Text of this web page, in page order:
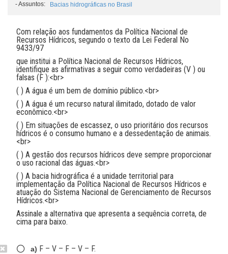
-Assuntos: Bacias hidrográficas no Brasil
Com relação aos fundamentos da Política Nacional de
Recursos Hídricos, segundo o texto da Lei Federal No
9433/97
que institui a Política Nacional de Recursos Hídricos,
identifique as afirmativas a seguir como verdadeiras (V ) ou
falsas (F ):<br>
( ) A água é um bem de domínio público.<br>
( ) A água é um recurso natural ilimitado, dotado de valor
econômico.<br>
( ) Em situações de escassez, o uso prioritário dos recursos
hídricos é o consumo humano e a dessedentação de animais.
<br>
( ) A gestão dos recursos hídricos deve sempre proporcionar
o uso racional das águas.<br>
( ) A bacia hidrográfica é a unidade territorial para
implementação da Política Nacional de Recursos Hídricos e
atuação do Sistema Nacional de Gerenciamento de Recursos
Hídricos.<br>
Assinale a alternativa que apresenta a sequência correta, de
cima para baixo.
a) F – V – F – V – F.